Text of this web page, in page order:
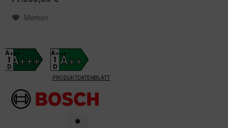
Merken
A+++
A+++
D
A++
A+++
D
PRODUKTDATENBLATT